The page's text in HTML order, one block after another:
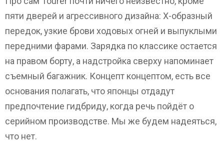
пяти дверей и агрессивного дизайна: Х-образный
передок, узкие брови ходовых огней и выпуклыми
передними фарами. Зарядка по классике остается
на правом борту, а надстройка сверху напоминает
съемный багажник. Концепт концептом, есть все
основания полагать, что японцы отдадут
предпочтение гидбриду, когда речь пойдёт о
серийном производстве. Мы же будем надеяться,
что нет.